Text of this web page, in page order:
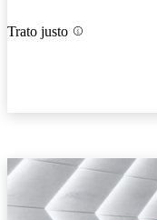
Trato justo